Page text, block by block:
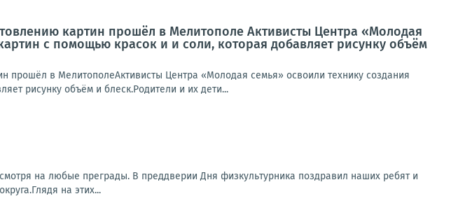
картин прошёл в Мелитополе Активисты Центра «Молодая
с помощью красок и и соли, которая добавляет рисунку объём
прошёл в МелитополеАктивисты Центра «Молодая семья» освоили технику создания
рисунку объём и блеск.Родители и их дети...
на любые преграды. В преддверии Дня физкультурника поздравил наших ребят и
на этих...